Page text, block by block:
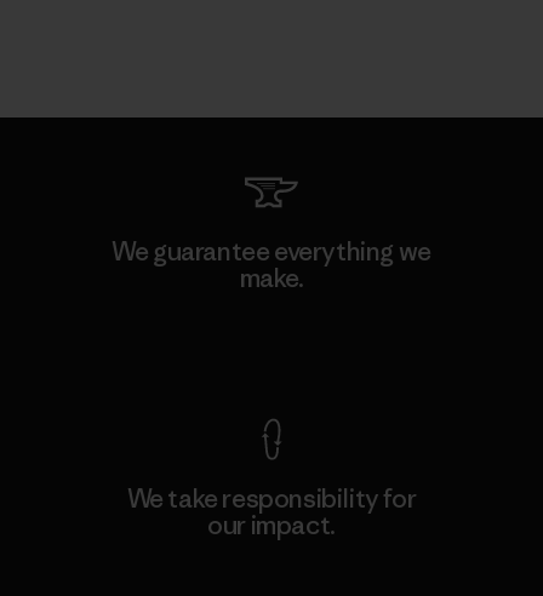
We guarantee everything we
make.
We take responsibility for
our impact.